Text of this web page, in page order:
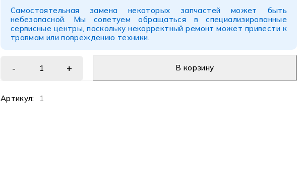
Самостоятельная замена некоторых запчастей может быть
небезопасной. Мы советуем обращаться в специализированные
сервисные центры, поскольку некорректный ремонт может привести к
травмам или повреждению техники.
В корзину
Артикул: 1